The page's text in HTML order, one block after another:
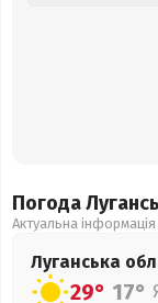
Погода
Актуальна
Луганська
29° 17°